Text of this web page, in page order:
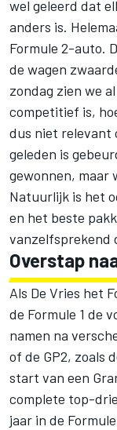
wel geleerd dat
anders is.
Formule 2-auto.
de wagen
zondag zien we
competitief is,
dus niet relevant
geleden is
gewonnen, maar
Natuurlijk is het
en het beste
vanzelfsprekend
Overstap
Als De Vries het
de Formule 1 de
namen na
of de GP2, zoals
start van een
complete top-
jaar in de